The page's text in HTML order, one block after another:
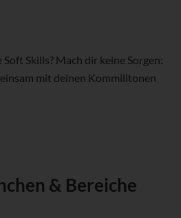
Skills? Mach dir keine Sorgen:
mit deinen Kommilitonen
& Bereiche